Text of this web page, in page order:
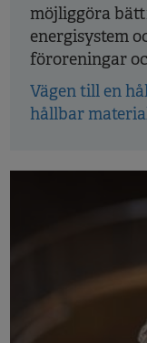
möjliggöra
energisystem
föroreningar
Vägen till en
hållbar